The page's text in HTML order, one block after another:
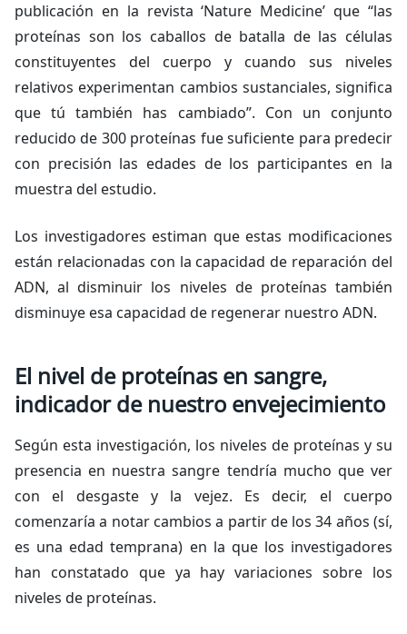
publicación en la revista ‘Nature Medicine’ que “las
proteínas son los caballos de batalla de las células
constituyentes del cuerpo y cuando sus niveles
relativos experimentan cambios sustanciales, significa
que tú también has cambiado”. Con un conjunto
reducido de 300 proteínas fue suficiente para predecir
con precisión las edades de los participantes en la
muestra del estudio.
Los investigadores estiman que estas modificaciones
están relacionadas con la capacidad de reparación del
ADN, al disminuir los niveles de proteínas también
disminuye esa capacidad de regenerar nuestro ADN.
El nivel de proteínas en sangre,
indicador de nuestro envejecimiento
Según esta investigación, los niveles de proteínas y su
presencia en nuestra sangre tendría mucho que ver
con el desgaste y la vejez. Es decir, el cuerpo
comenzaría a notar cambios a partir de los 34 años (sí,
es una edad temprana) en la que los investigadores
han constatado que ya hay variaciones sobre los
niveles de proteínas.